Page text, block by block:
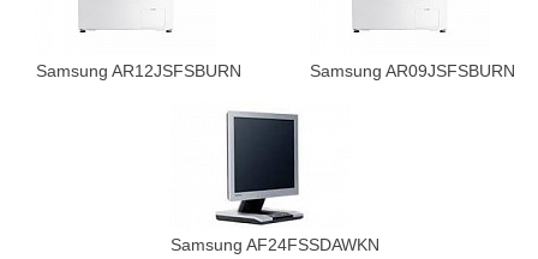
Samsung AR12JSFSBURN Samsung AR09JSFSBURN
Samsung AF24FSSDAWKN